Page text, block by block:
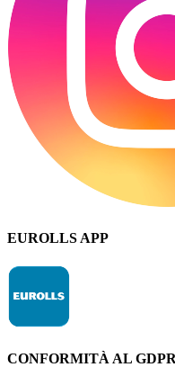
EUROLLS APP
CONFORMITÀ AL GDPR